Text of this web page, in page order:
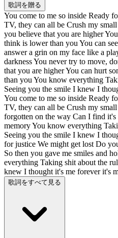
歌詞を贈る
You come to me so inside Ready
TV, they can all be Crush my
you believe that you are higher
think is lower than you You can
answer a grin on my face like a
darkness You never try to move,
that you are higher You can hurt
than you You know everything
Seeing you the smile I knew I
You come to me so inside Ready
TV, they can all be Crush my
forgotten on the way Can I find
memory You know everything
Seeing you the smile I knew I
for justice We might get lost Do
So then you gave me smiles and
everything Taking shit about the
knew I thought it's me forever it's
歌詞をすべて見る